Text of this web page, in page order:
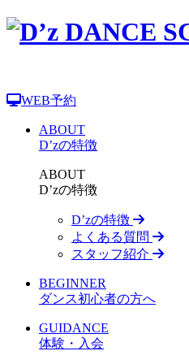
WEB予約
ABOUT
D’zの特徴
ABOUT
D’zの特徴
D’zの特徴
よくある質問
スタッフ紹介
BEGINNER
ダンス初心者の方へ
GUIDANCE
体験・入会